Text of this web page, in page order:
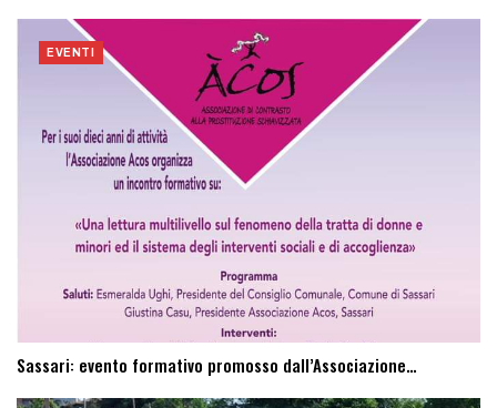
EVENTI
Sassari: evento formativo promosso dall’Associazione…